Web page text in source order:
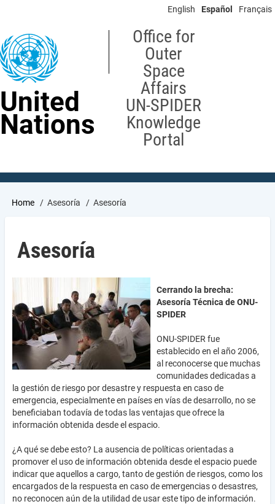
content
English Español Français
United
Nations
Office for
Outer
Space
Affairs
UN-SPIDER
Knowledge
Portal
Breadcrumb
Home Asesoría Asesoría
Asesoría
Cerrando la brecha:
Asesoría Técnica de ONU-
SPIDER
ONU-SPIDER fue
establecido en el año 2006,
al reconocerse que muchas
comunidades dedicadas a
la gestión de riesgo por desastre y respuesta en caso de
emergencia, especialmente en países en vías de desarrollo, no se
beneficiaban todavía de todas las ventajas que ofrece la
información obtenida desde el espacio.
¿A qué se debe esto? La ausencia de políticas orientadas a
promover el uso de información obtenida desde el espacio puede
indicar que aquellos a cargo, tanto de gestión de riesgos, como los
encargados de la respuesta en caso de emergencias o desastres,
no reconocen aún de la utilidad de usar este tipo de información.